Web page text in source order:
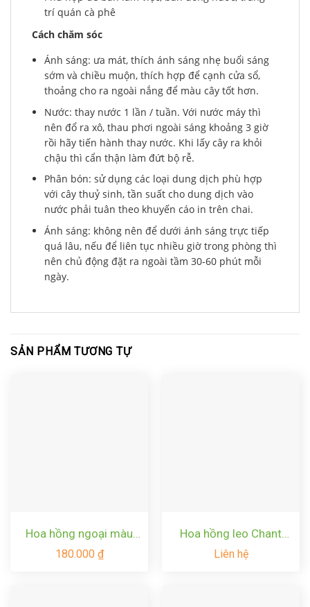
trí quán cà phê
Cách chăm sóc
Ánh sáng: ưa mát, thích ánh sáng nhẹ buổi sáng
sớm và chiều muộn, thích hợp để cạnh cửa sổ,
thoảng cho ra ngoài nắng để màu cây tốt hơn.
Nước: thay nước 1 lần / tuần. Với nước máy thì
nên đổ ra xô, thau phơi ngoài sáng khoảng 3 giờ
rồi hãy tiến hành thay nước. Khi lấy cây ra khỏi
chậu thì cẩn thận làm đứt bộ rễ.
Phân bón: sử dụng các loại dung dịch phù hợp
với cây thuỷ sinh, tần suất cho dung dịch vào
nước phải tuân theo khuyến cáo in trên chai.
Ánh sáng: không nên để dưới ánh sáng trực tiếp
quá lâu, nếu để liên tục nhiều giờ trong phòng thì
nên chủ động đặt ra ngoài tầm 30-60 phút mỗi
ngày.
SẢN PHẨM TƯƠNG TỰ
Hoa hồng ngoại màu
xanh cốm Lovely Green
180.000 ₫
Hoa hồng leo Chant
Rose Misato rose –
Hồng leo Pháp bông lớn
Liên hệ